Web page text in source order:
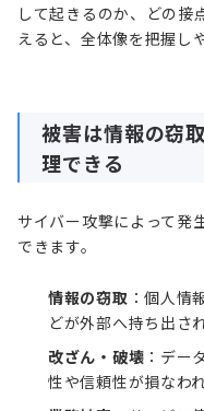
して起きるのか、どの接
えると、全体像を把握し
被害は情報の窃
理できる
サイバー攻撃によって発
できます。
情報の窃取 ：個人情
どが外部へ持ち出さ
改ざん・破壊 ：デー
性や信頼性が損なわ